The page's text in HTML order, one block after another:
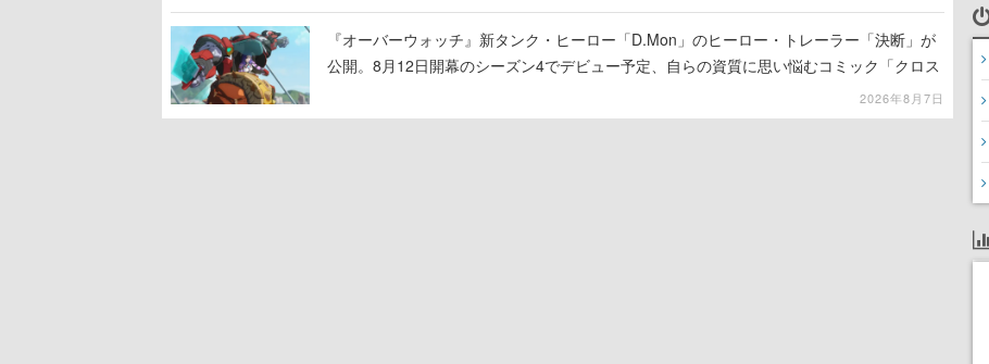
『オーバーウォッチ』新タンク・ヒーロー「D.Mon」のヒーロー・トレーラー「決断」が
公開。8月12日開幕のシーズン4でデビュー予定、自らの資質に思い悩むコミック「クロス
2026年8月7日